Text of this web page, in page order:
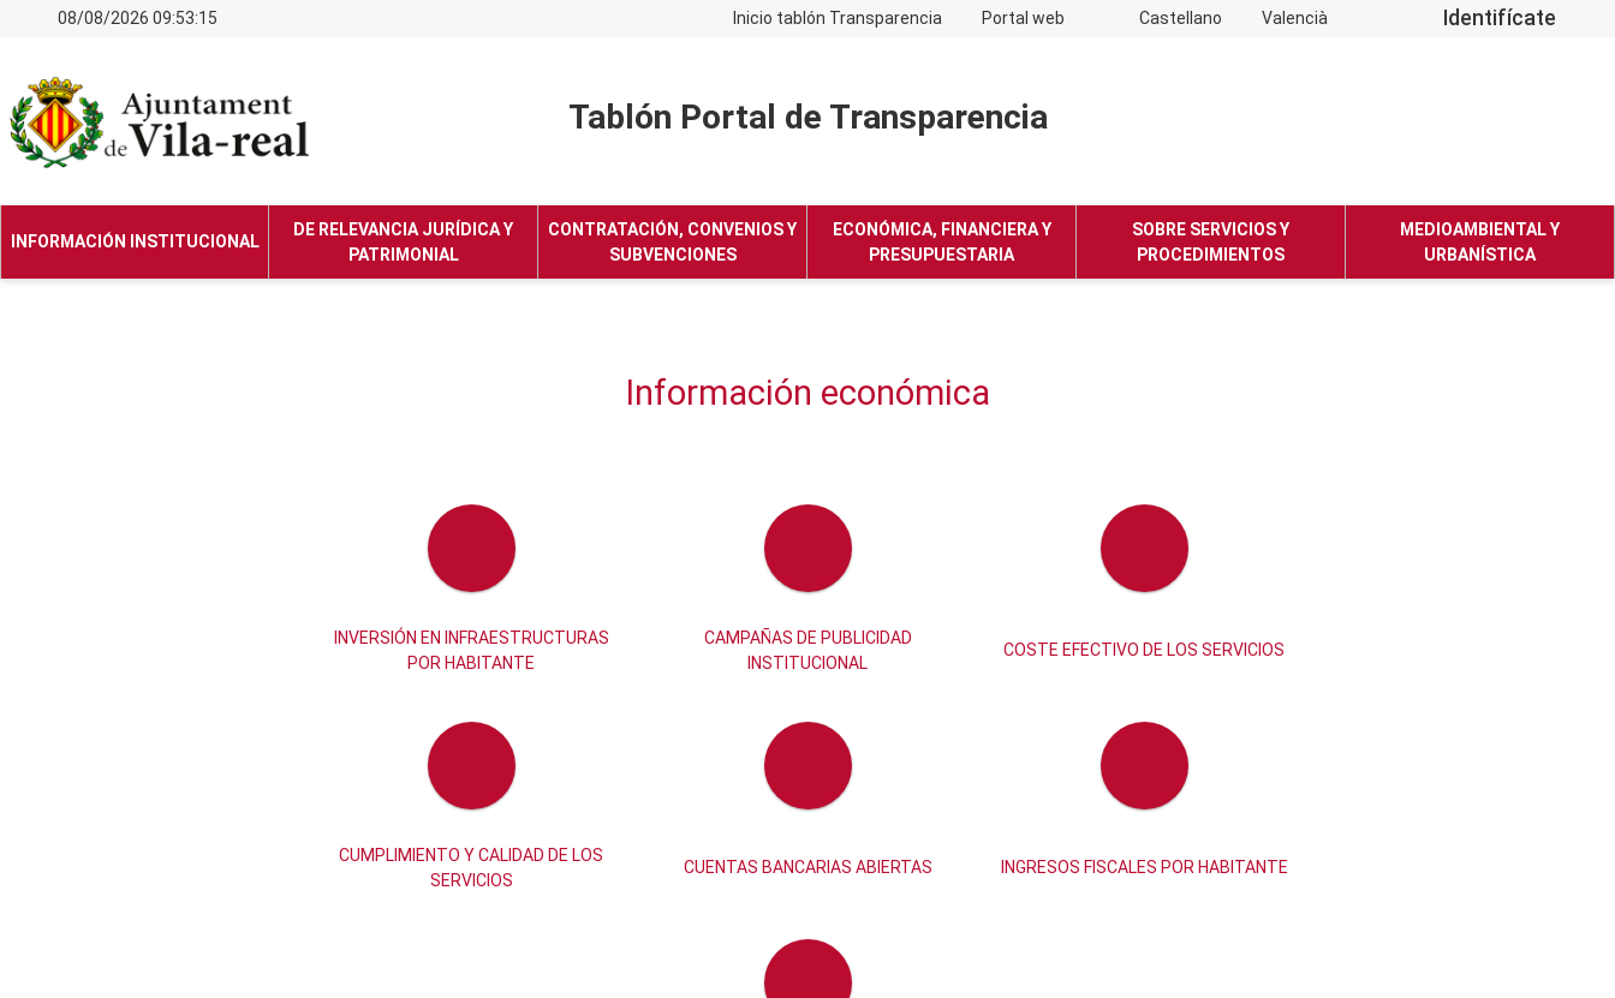
08/08/2026 09:53:15 Inicio tablón Transparencia Portal web Castellano Valencià Identifícate
Tablón Portal de Transparencia
INFORMACIÓN INSTITUCIONAL
DE RELEVANCIA JURÍDICA Y
PATRIMONIAL
CONTRATACIÓN, CONVENIOS Y
SUBVENCIONES
ECONÓMICA, FINANCIERA Y
PRESUPUESTARIA
SOBRE SERVICIOS Y
PROCEDIMIENTOS
MEDIOAMBIENTAL Y
URBANÍSTICA
Información económica
INVERSIÓN EN INFRAESTRUCTURAS
POR HABITANTE
CAMPAÑAS DE PUBLICIDAD
INSTITUCIONAL
COSTE EFECTIVO DE LOS SERVICIOS
CUMPLIMIENTO Y CALIDAD DE LOS
SERVICIOS
CUENTAS BANCARIAS ABIERTAS INGRESOS FISCALES POR HABITANTE